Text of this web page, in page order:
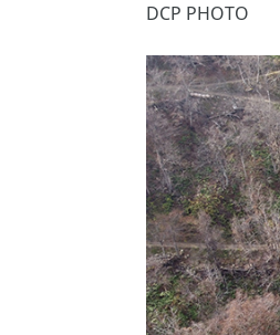
DCP PHOTO